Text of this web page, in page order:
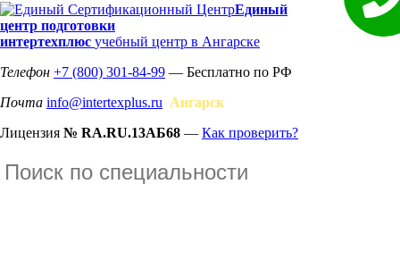
Единый
центр подготовки
интертехплюс учебный центр в Ангарске
Телефон +7 (800) 301-84-99 — Бесплатно по РФ
Почта info@intertexplus.ru Ангарск
Лицензия № RA.RU.13АБ68 — Как проверить?